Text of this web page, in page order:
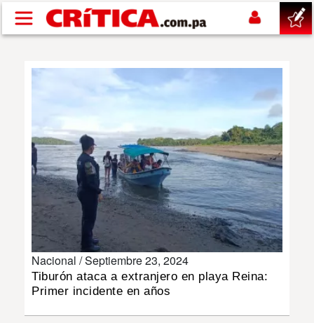
Pasar al contenido principal
NACIONAL
POLÍTICA
DEPORTES
Nacional /Septiembre 23, 2024
Tiburón ataca a extranjero en playa Reina:
Primer incidente en años